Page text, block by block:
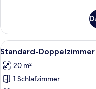
And
Lake
View
anzeigen
Double
Room
With
And
Lake
Alle
Fotos
für
Standard-
10
Standard-Doppelzimmer
20 m²
1 Schlafzimmer